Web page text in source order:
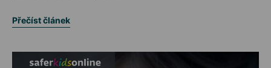
Přečíst článek